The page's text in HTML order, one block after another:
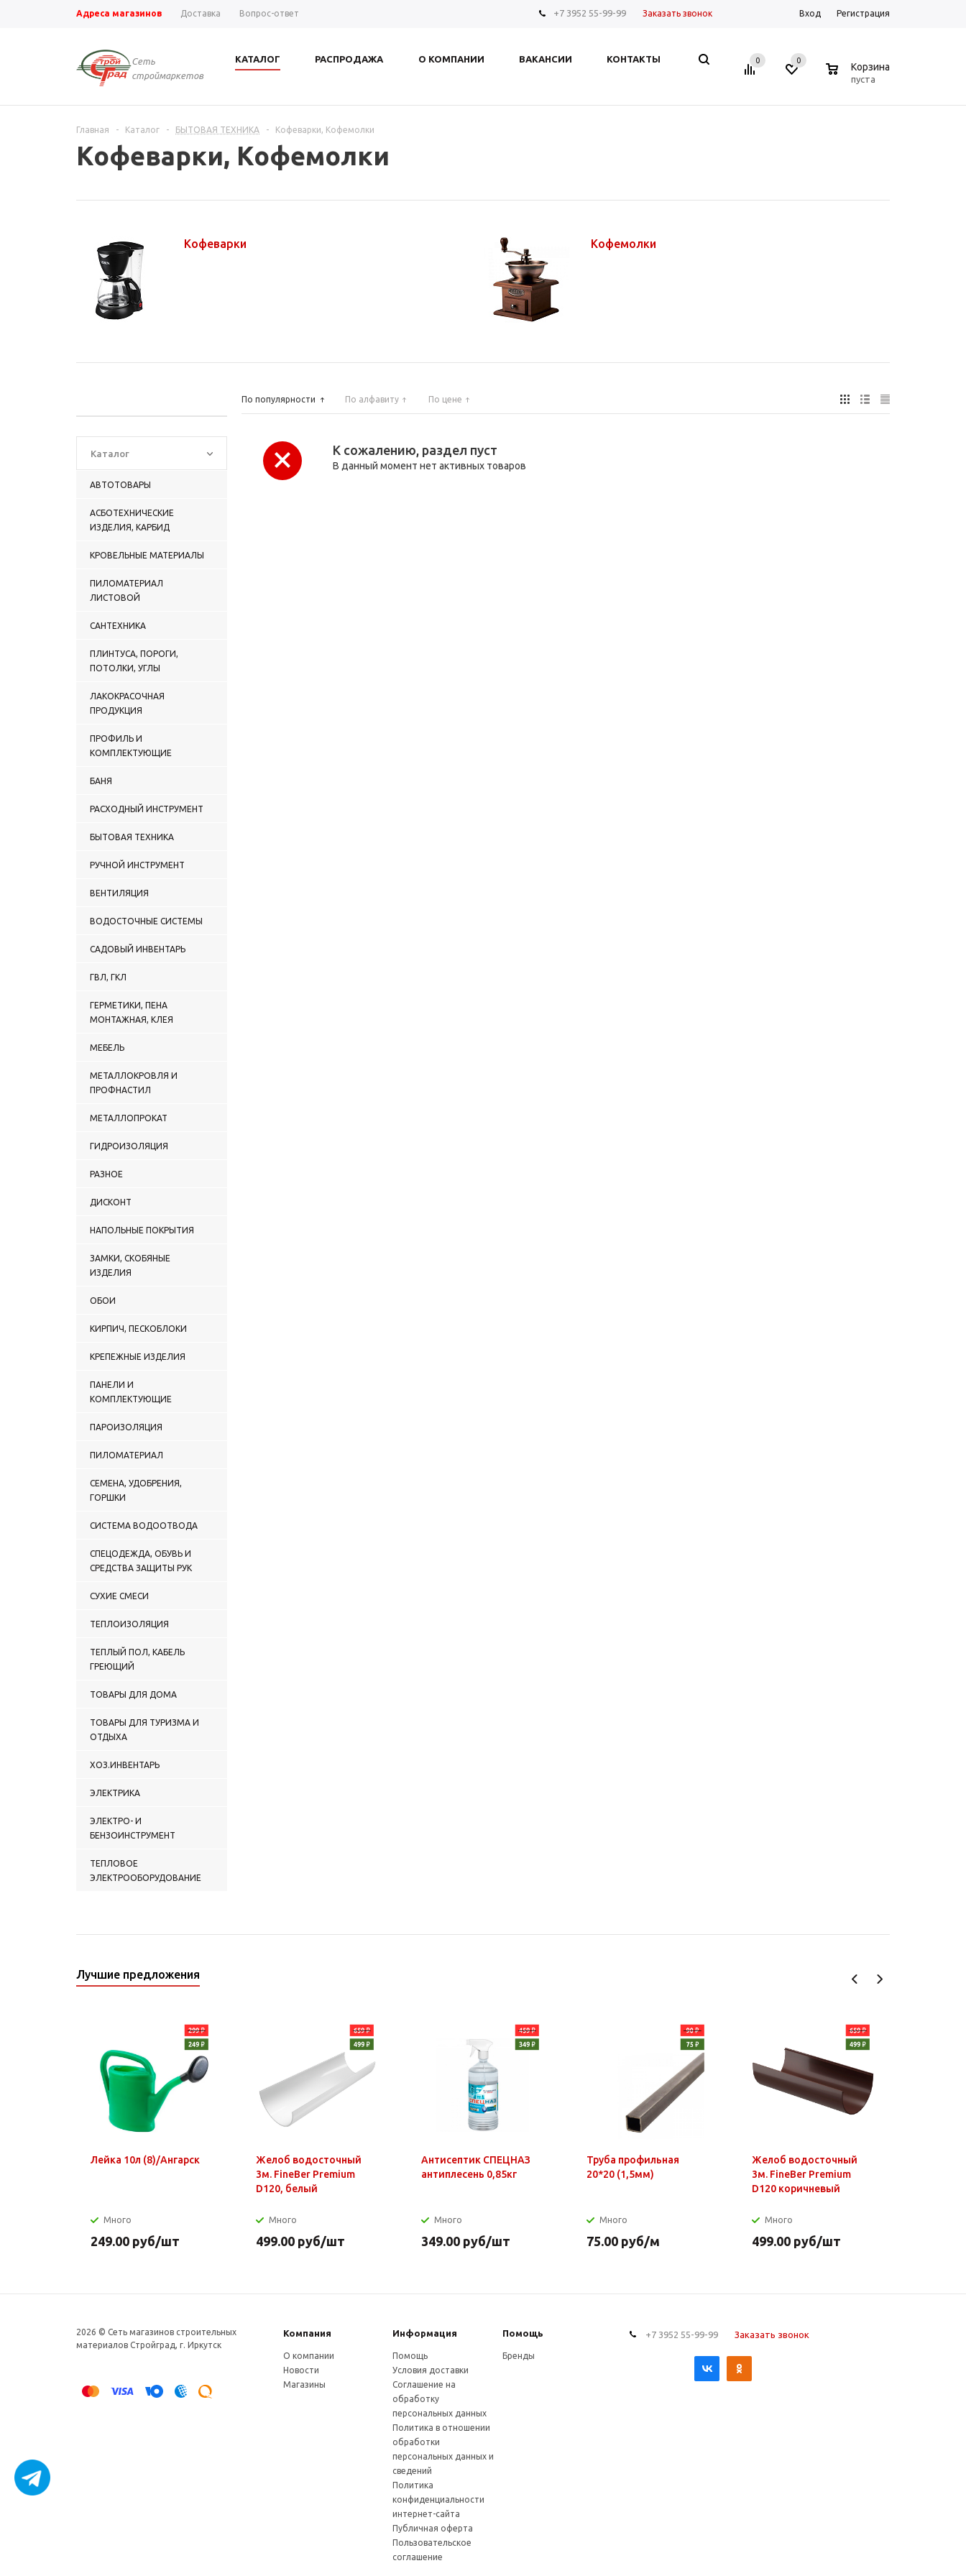
Адреса магазинов Доставка Вопрос-ответ +7 3952 55-99-99 Заказать звонок Вход Регистрация
Сеть
строймаркетов
КАТАЛОГ РАСПРОДАЖА О КОМПАНИИ ВАКАНСИИ КОНТАКТЫ 0 0
Корзина
пуста
Главная - Каталог - БЫТОВАЯ ТЕХНИКА - Кофеварки, Кофемолки
Кофеварки, Кофемолки
Кофеварки Кофемолки
Каталог
АВТОТОВАРЫ
АСБОТЕХНИЧЕСКИЕ
ИЗДЕЛИЯ, КАРБИД
КРОВЕЛЬНЫЕ МАТЕРИАЛЫ
ПИЛОМАТЕРИАЛ
ЛИСТОВОЙ
САНТЕХНИКА
ПЛИНТУСА, ПОРОГИ,
ПОТОЛКИ, УГЛЫ
ЛАКОКРАСОЧНАЯ
ПРОДУКЦИЯ
ПРОФИЛЬ И
КОМПЛЕКТУЮЩИЕ
БАНЯ
РАСХОДНЫЙ ИНСТРУМЕНТ
БЫТОВАЯ ТЕХНИКА
РУЧНОЙ ИНСТРУМЕНТ
ВЕНТИЛЯЦИЯ
ВОДОСТОЧНЫЕ СИСТЕМЫ
САДОВЫЙ ИНВЕНТАРЬ
ГВЛ, ГКЛ
ГЕРМЕТИКИ, ПЕНА
МОНТАЖНАЯ, КЛЕЯ
МЕБЕЛЬ
МЕТАЛЛОКРОВЛЯ И
ПРОФНАСТИЛ
МЕТАЛЛОПРОКАТ
ГИДРОИЗОЛЯЦИЯ
РАЗНОЕ
ДИСКОНТ
НАПОЛЬНЫЕ ПОКРЫТИЯ
ЗАМКИ, СКОБЯНЫЕ
ИЗДЕЛИЯ
ОБОИ
КИРПИЧ, ПЕСКОБЛОКИ
КРЕПЕЖНЫЕ ИЗДЕЛИЯ
ПАНЕЛИ И
КОМПЛЕКТУЮЩИЕ
ПАРОИЗОЛЯЦИЯ
ПИЛОМАТЕРИАЛ
СЕМЕНА, УДОБРЕНИЯ,
ГОРШКИ
СИСТЕМА ВОДООТВОДА
СПЕЦОДЕЖДА, ОБУВЬ И
СРЕДСТВА ЗАЩИТЫ РУК
СУХИЕ СМЕСИ
ТЕПЛОИЗОЛЯЦИЯ
ТЕПЛЫЙ ПОЛ, КАБЕЛЬ
ГРЕЮЩИЙ
ТОВАРЫ ДЛЯ ДОМА
ТОВАРЫ ДЛЯ ТУРИЗМА И
ОТДЫХА
ХОЗ.ИНВЕНТАРЬ
ЭЛЕКТРИКА
ЭЛЕКТРО- И
БЕНЗОИНСТРУМЕНТ
ТЕПЛОВОЕ
ЭЛЕКТРООБОРУДОВАНИЕ
По популярности По алфавиту По цене
К сожалению, раздел пуст
В данный момент нет активных товаров
Лучшие предложения
Лейка 10л (8)/Ангарск
Много
249.00 руб/шт
Желоб водосточный
3м. FineBer Premium
D120, белый
Много
499.00 руб/шт
Антисептик СПЕЦНАЗ
антиплесень 0,85кг
Много
349.00 руб/шт
Труба профильная
20*20 (1,5мм)
Много
75.00 руб/м
Желоб водосточный
3м. FineBer Premium
D120 коричневый
Много
499.00 руб/шт
2026 © Сеть магазинов строительных
материалов Стройград, г. Иркутск
Компания Информация Помощь
О компании
Новости
Магазины
Помощь
Условия доставки
Соглашение на
обработку
персональных данных
Политика в отношении
обработки
персональных данных и
сведений
Политика
конфиденциальности
интернет-сайта
Публичная оферта
Пользовательское
соглашение
Бренды
+7 3952 55-99-99 Заказать звонок